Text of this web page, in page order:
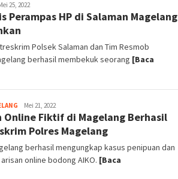
25, 2022
Perampas HP di Salaman Magelang
Polsek Salaman dan Tim Resmob
berhasil membekuk seorang [Baca
magelangnews
Mei 21, 2022
Online Fiktif di Magelang Berhasil
Polres Magelang
berhasil mengungkap kasus penipuan dan
online bodong AIKO. [Baca